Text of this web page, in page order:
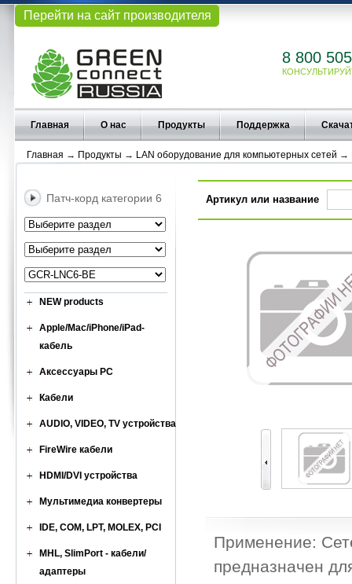
Перейти на сайт производителя
8 800
Главная О нас Продукты Поддержка
Главная → Продукты → LAN оборудование для компьютерных сетей →
Патч-корд категории 6
NEW products
Apple/Mac/iPhone/iPad-
кабель
Аксессуары PC
Кабели
AUDIO, VIDEO, TV устройства
FireWire кабели
HDMI/DVI устройства
Мультимедиа конвертеры
IDE, COM, LPT, MOLEX, PCI
MHL, SlimPort - кабели/
адаптеры
Артикул или название
Применение:
предназначен